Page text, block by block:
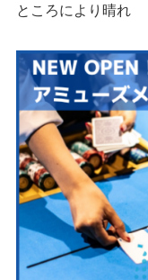
ところにより晴れ